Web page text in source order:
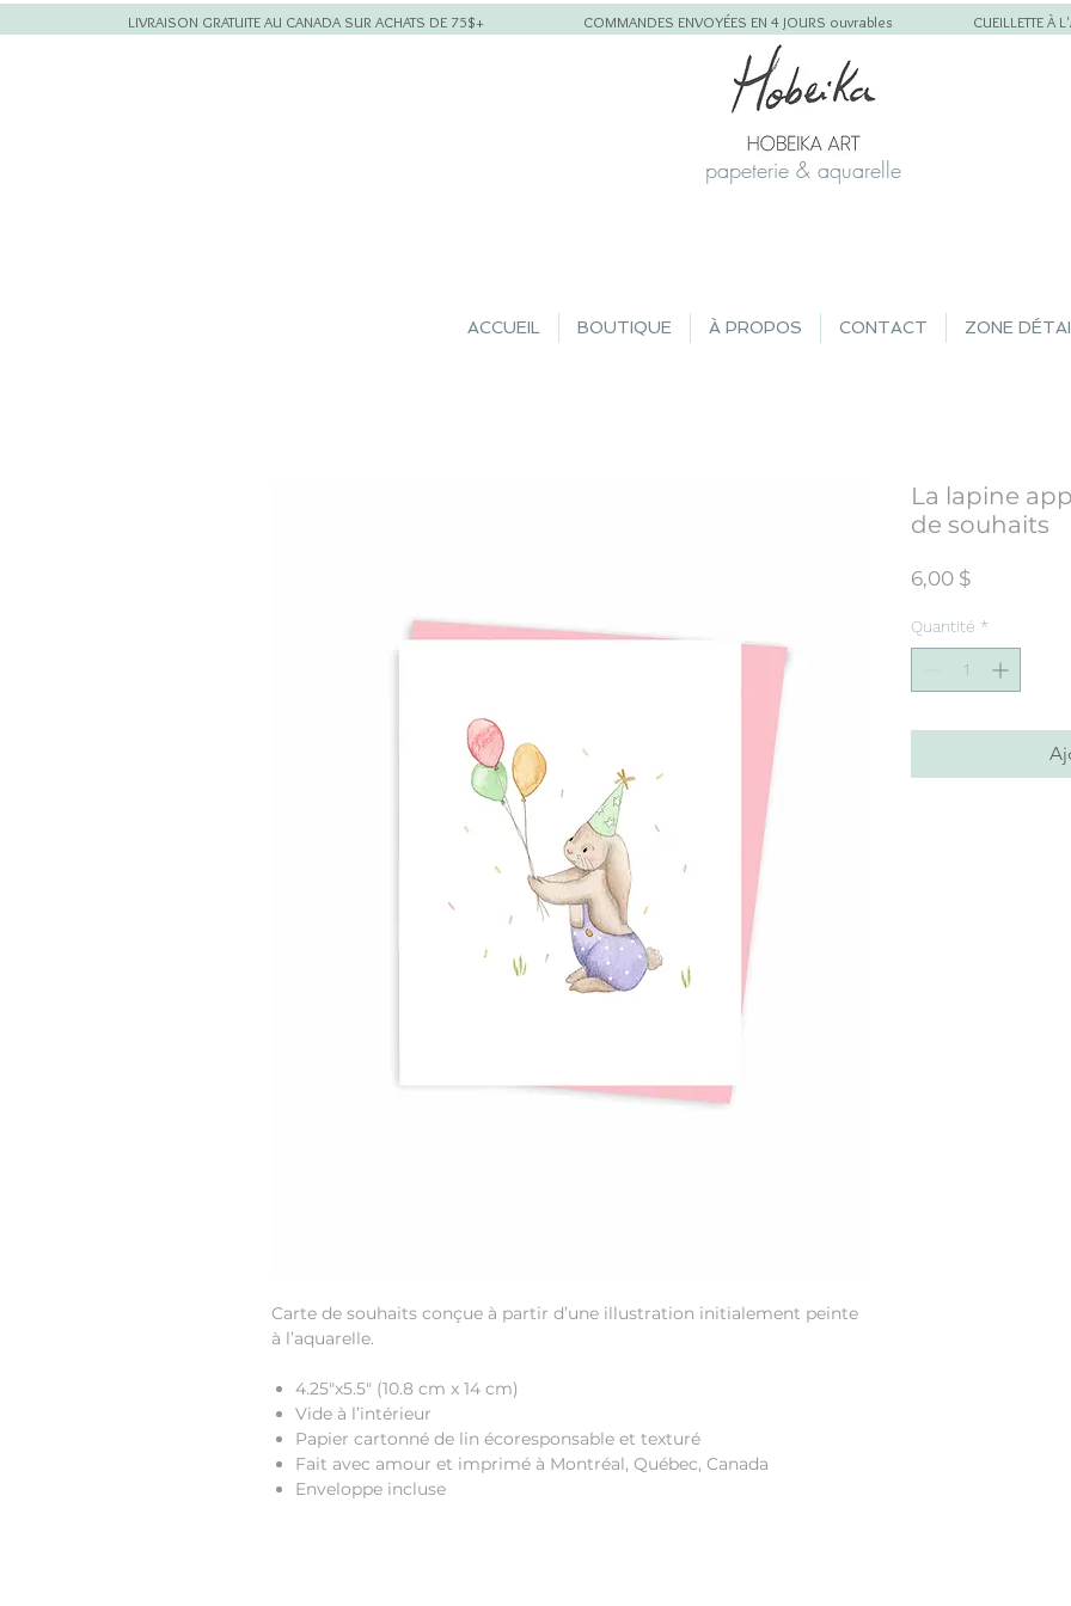
LIVRAISON GRATUITE AU CANADA SUR ACHATS DE 75$+ COMMANDES ENVOYÉES EN 4 JOURS ouvrables CUEILLETTE À
papeterie & aquarelle
ACCUEIL BOUTIQUE À PROPOS CONTACT ZONE
Carte de souhaits conçue à partir d’une illustration initialement peinte
à l’aquarelle.
4.25"x5.5" (10.8 cm x 14 cm)
Vide à l’intérieur
Papier cartonné de lin écoresponsable et texturé
Fait avec amour et imprimé à Montréal, Québec, Canada
Enveloppe incluse
La lapine
de souhaits
6,00 $Prix
Quantité *